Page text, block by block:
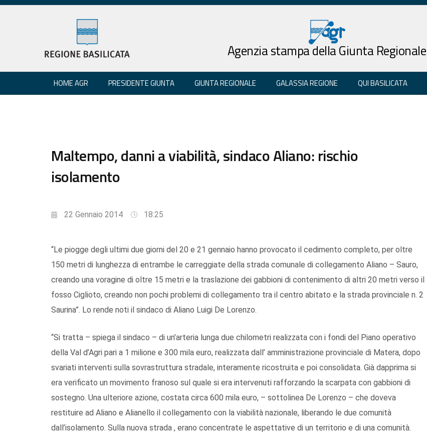
Agenzia stampa della Giunta Regionale
HOME AGR PRESIDENTE GIUNTA GIUNTA REGIONALE GALASSIA REGIONE QUI BASILICATA
Maltempo, danni a viabilità, sindaco Aliano: rischio
isolamento
22 Gennaio 2014 18:25
“Le piogge degli ultimi due giorni del 20 e 21 gennaio hanno provocato il cedimento completo, per oltre
150 metri di lunghezza di entrambe le carreggiate della strada comunale di collegamento Aliano – Sauro,
creando una voragine di oltre 15 metri e la traslazione dei gabbioni di contenimento di altri 20 metri verso il
fosso Ciglioto, creando non pochi problemi di collegamento tra il centro abitato e la strada provinciale n. 2
Saurina”. Lo rende noti il sindaco di Aliano Luigi De Lorenzo.
“Si tratta – spiega il sindaco – di un’arteria lunga due chilometri realizzata con i fondi del Piano operativo
della Val d’Agri pari a 1 milione e 300 mila euro, realizzata dall’ amministrazione provinciale di Matera, dopo
svariati interventi sulla sovrastruttura stradale, interamente ricostruita e poi consolidata. Già dapprima si
era verificato un movimento franoso sul quale si era intervenuti rafforzando la scarpata con gabbioni di
sostegno. Una ulteriore azione, costata circa 600 mila euro, – sottolinea De Lorenzo – che doveva
restituire ad Aliano e Alianello il collegamento con la viabilità nazionale, liberando le due comunità
dall’isolamento. Sulla nuova strada , erano concentrate le aspettative di un territorio e di una comunità.